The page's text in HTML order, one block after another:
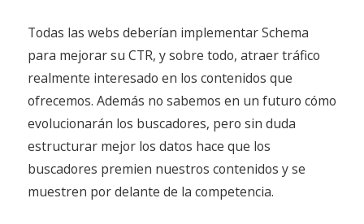
Todas las webs deberían implementar Schema
para mejorar su CTR, y sobre todo, atraer tráfico
realmente interesado en los contenidos que
ofrecemos. Además no sabemos en un futuro cómo
evolucionarán los buscadores, pero sin duda
estructurar mejor los datos hace que los
buscadores premien nuestros contenidos y se
muestren por delante de la competencia.